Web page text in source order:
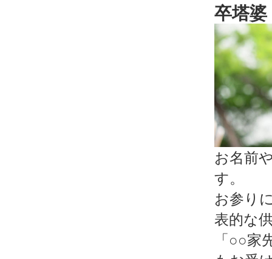
卒塔
お名前
す。
お参り
表的な
「○○家